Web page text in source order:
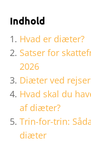
Indhold
Hvad er diæter?
Satser for
2026
Diæter ved
Hvad skal du
af diæter?
Trin-for-trin:
diæter